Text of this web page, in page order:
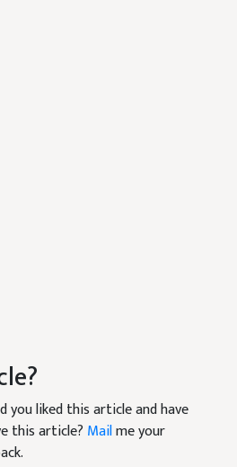
you liked this article and have
this article? Mailme your